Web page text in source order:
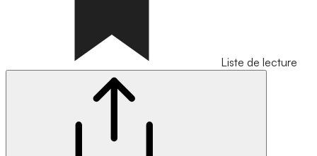
Liste de lecture